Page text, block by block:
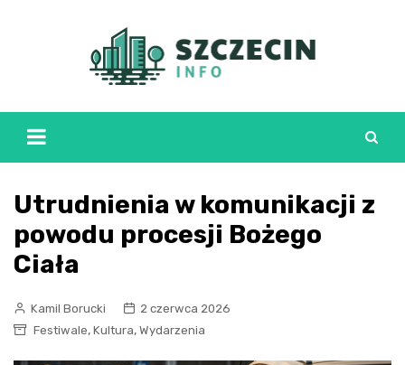
Utrudnienia w komunikacji z
powodu procesji Bożego
Ciała
Kamil Borucki
2 czerwca 2026
Festiwale, Kultura, Wydarzenia